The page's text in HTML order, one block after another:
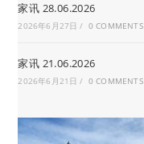
家讯 28.06.2026
2026年6月27日 / 0 COMMENTS
家讯 21.06.2026
2026年6月21日 / 0 COMMENTS